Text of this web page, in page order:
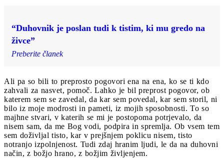
“Duhovnik je poslan tudi k tistim, ki mu gredo na
živce”
Preberite članek
Ali pa so bili to preprosto pogovori ena na ena, ko se ti kdo
zahvali za nasvet, pomoč. Lahko je bil preprost pogovor, ob
katerem sem se zavedal, da kar sem povedal, kar sem storil, ni
bilo iz moje modrosti in pameti, iz mojih sposobnosti. To so
majhne stvari, v katerih se mi je postopoma potrjevalo, da
nisem sam, da me Bog vodi, podpira in spremlja. Ob vsem tem
sem doživljal tisto, kar v prejšnjem poklicu nisem, tisto
notranjo izpolnjenost. Tudi zdaj hranim ljudi, le da na duhovni
način, z božjo hrano, z božjim življenjem.